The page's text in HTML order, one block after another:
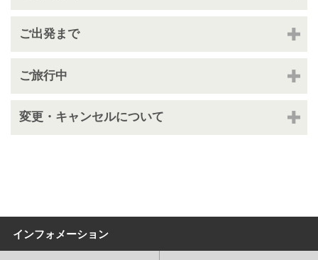
ご出発まで
ご旅行中
変更・キャンセルについて
インフォメーション